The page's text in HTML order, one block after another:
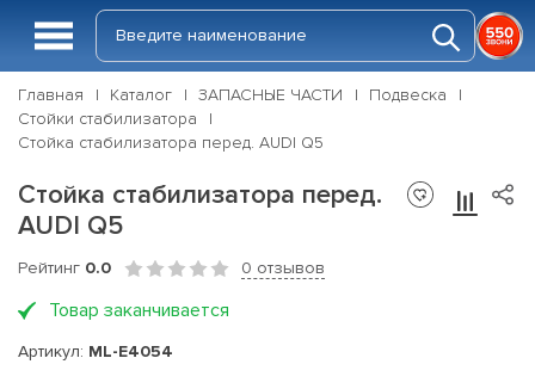
Главная Каталог ЗАПАСНЫЕ ЧАСТИ
Подвеска
Стойки стабилизатора
Стойка стабилизатора перед. AUDI Q5
Стойка стабилизатора перед.
AUDI Q5
Рейтинг 0.0 0 отзывов
Товар заканчивается
Артикул: ML-E4054